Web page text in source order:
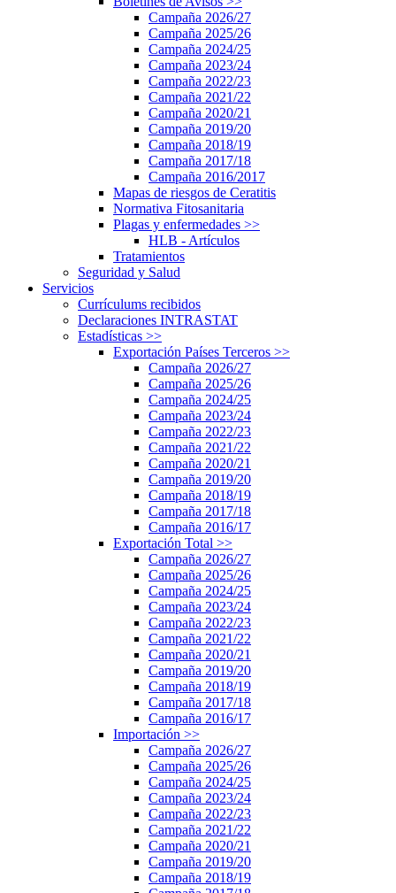
Campaña 2026/27
Campaña 2025/26
Campaña 2024/25
Campaña 2023/24
Campaña 2022/23
Campaña 2021/22
Campaña 2020/21
Campaña 2019/20
Campaña 2018/19
Campaña 2017/18
Campaña 2016/2017
Mapas de riesgos de Ceratitis
Normativa Fitosanitaria
Plagas y enfermedades >>
HLB - Artículos
Tratamientos
Seguridad y Salud
Servicios
Currículums recibidos
Declaraciones INTRASTAT
Estadísticas >>
Exportación Países Terceros >>
Campaña 2026/27
Campaña 2025/26
Campaña 2024/25
Campaña 2023/24
Campaña 2022/23
Campaña 2021/22
Campaña 2020/21
Campaña 2019/20
Campaña 2018/19
Campaña 2017/18
Campaña 2016/17
Exportación Total >>
Campaña 2026/27
Campaña 2025/26
Campaña 2024/25
Campaña 2023/24
Campaña 2022/23
Campaña 2021/22
Campaña 2020/21
Campaña 2019/20
Campaña 2018/19
Campaña 2017/18
Campaña 2016/17
Importación >>
Campaña 2026/27
Campaña 2025/26
Campaña 2024/25
Campaña 2023/24
Campaña 2022/23
Campaña 2021/22
Campaña 2020/21
Campaña 2019/20
Campaña 2018/19